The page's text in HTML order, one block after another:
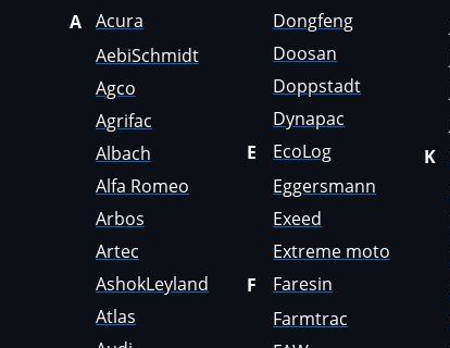
Doosan
Doppstadt
Dynapac
EcoLog
Eggersmann
Exeed
Extreme moto
Faresin
A Acura
AebiSchmidt
Agco
Agrifac
Albach
Alfa Romeo
Arbos
Artec
AshokLeyland
Atlas
Dongfeng
Doosan
Doppstadt
Dynapac
E
EcoLog
Eggersmann
Exeed
Extreme moto
F
Faresin
Farmtrac
K